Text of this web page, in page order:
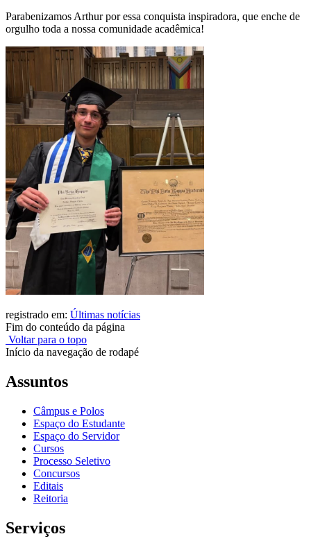
Parabenizamos Arthur por essa conquista inspiradora, que enche de
orgulho toda a nossa comunidade acadêmica!
registrado em: Últimas notícias
Fim do conteúdo da página
Voltar para o topo
Início da navegação de rodapé
Assuntos
Câmpus e Polos
Espaço do Estudante
Espaço do Servidor
Cursos
Processo Seletivo
Concursos
Editais
Reitoria
Serviços